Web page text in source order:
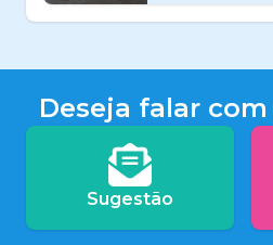
Deseja falar
Sugestão